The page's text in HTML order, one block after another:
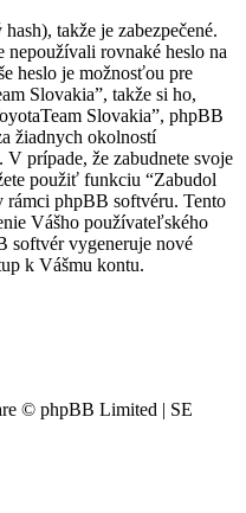
takže je zabezpečené.
nepoužívali rovnaké heslo na
heslo je možnosťou pre
Slovakia”, takže si ho,
Slovakia”, phpBB
žiadnych okolností
prípade, že zabudnete svoje
použiť funkciu “Zabudol
rámci phpBB softvéru. Tento
Vášho používateľského
softvér vygeneruje nové
k Vášmu kontu.
© phpBB Limited | SE